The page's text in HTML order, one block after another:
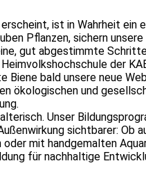
ist in Wahrheit ein
Pflanzen, sichern
gut abgestimmte
der
Biene bald unsere neue
ökologischen und
Unser
sichtbarer: Ob
mit handgemalten
für nachhaltige